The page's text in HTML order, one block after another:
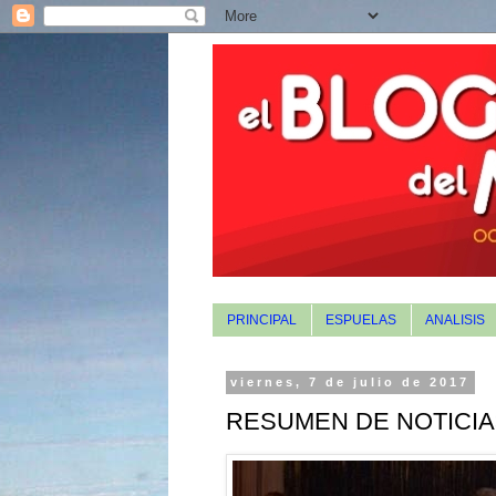
PRINCIPAL ESPUELAS ANALISIS
viernes, 7 de julio de 2017
RESUMEN DE